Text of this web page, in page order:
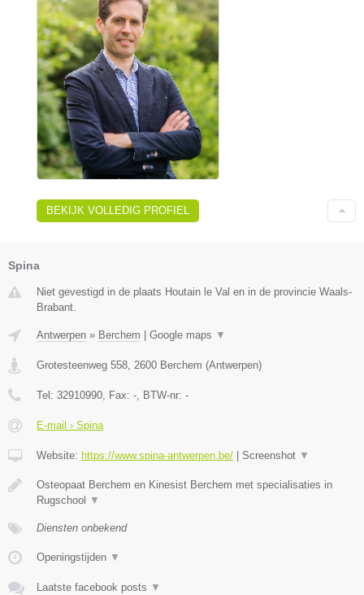
BEKIJK VOLLEDIG PROFIEL
Spina
Niet gevestigd in de plaats Houtain le Val en in de provincie Waals-
Brabant.
Antwerpen » Berchem Google maps ▼
Grotesteenweg 558 2600 Berchem (Antwerpen)
Tel: 32910990 , Fax: - , BTW-nr: -
E-mail › Spina
Website: https://www.spina-antwerpen.be/ Screenshot ▼
Osteopaat Berchem en Kinesist Berchem met specialisaties in
Rugschool
▼
Diensten onbekend
Openingstijden ▼
Laatste facebook posts ▼